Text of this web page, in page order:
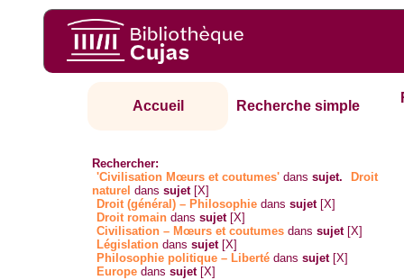
Accueil Recherche simple
Rechercher:
'Civilisation Mœurs et coutumes' danssujet.
Droit
naturel danssujet [X]
Droit (général) – Philosophie danssujet [X]
Droit romain danssujet [X]
Civilisation – Mœurs et coutumes danssujet [X]
Législation danssujet [X]
Philosophie politique – Liberté danssujet [X]
Europe danssujet [X]